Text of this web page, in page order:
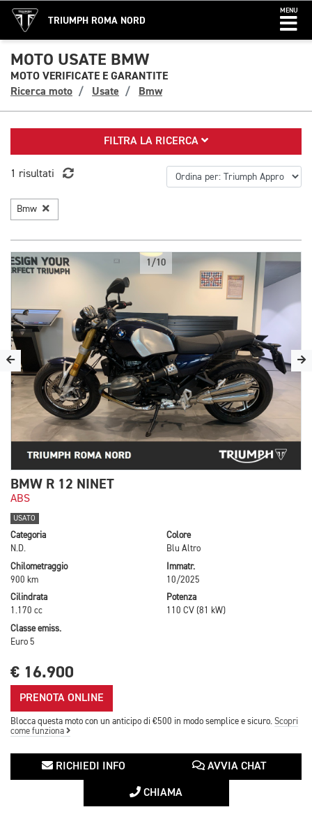
TRIUMPH ROMA NORD
MENU
MOTO USATE BMW
MOTO VERIFICATE E GARANTITE
Ricerca moto
Usate Bmw
FILTRA LA RICERCA
1 risultati
Bmw
1/10
BMW R 12 NINET
ABS
USATO
Categoria
N.D.
Colore
Blu Altro
Chilometraggio
900 km
Immatr.
10/2025
Cilindrata
1.170 cc
Potenza
110 CV (81 kW)
Classe emiss.
Euro 5
€ 16.900
PRENOTA ONLINE
Blocca questa moto con un anticipo di €500 in modo semplice e sicuro. Scopri
come funziona
RICHIEDI INFO AVVIA CHAT
CHIAMA